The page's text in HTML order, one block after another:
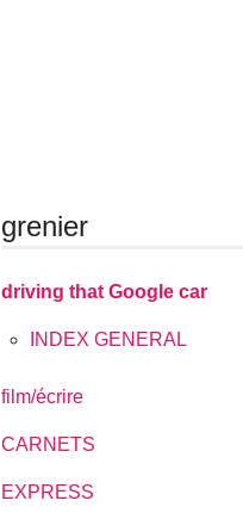
grenier
driving that Google car
INDEX GENERAL
film/écrire
CARNETS
EXPRESS